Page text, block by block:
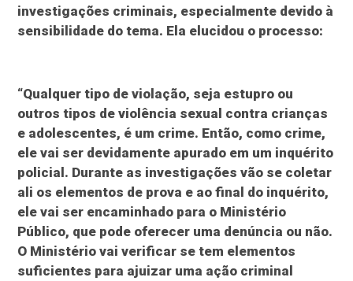
investigações criminais, especialmente devido à
sensibilidade do tema. Ela elucidou o processo:
“Qualquer tipo de violação, seja estupro ou
outros tipos de violência sexual contra crianças
e adolescentes, é um crime. Então, como crime,
ele vai ser devidamente apurado em um inquérito
policial. Durante as investigações vão se coletar
ali os elementos de prova e ao final do inquérito,
ele vai ser encaminhado para o Ministério
Público, que pode oferecer uma denúncia ou não.
O Ministério vai verificar se tem elementos
suficientes para ajuizar uma ação criminal